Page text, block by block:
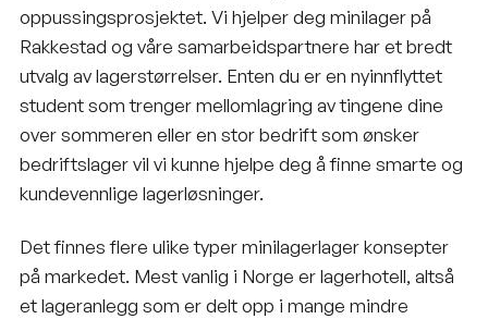
oppussingsprosjektet. Vi hjelper deg minilager på
Rakkestad og våre samarbeidspartnere har et bredt
utvalg av lagerstørrelser. Enten du er en nyinnflyttet
student som trenger mellomlagring av tingene dine
over sommeren eller en stor bedrift som ønsker
bedriftslager vil vi kunne hjelpe deg å finne smarte og
kundevennlige lagerløsninger.
Det finnes flere ulike typer minilagerlager konsepter
på markedet. Mest vanlig i Norge er lagerhotell, altså
et lageranlegg som er delt opp i mange mindre